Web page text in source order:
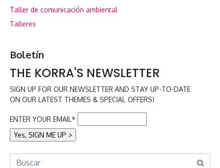
Taller de comunicación ambiental
Talleres
Boletín
THE KORRA'S NEWSLETTER
SIGN UP FOR OUR NEWSLETTER AND STAY UP-TO-DATE
ON OUR LATEST THEMES & SPECIAL OFFERS!
ENTER YOUR EMAIL*